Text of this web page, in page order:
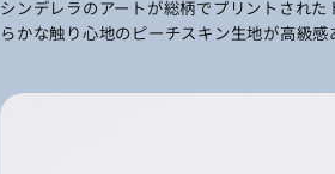
シンデレラのアートが総柄でプリントされ
らかな触り心地のピーチスキン生地が高級感